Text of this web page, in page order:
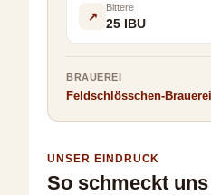
↗
Bittere
25 IBU
BRAUEREI
Feldschlösschen-
UNSER EINDRUCK
So schmeckt